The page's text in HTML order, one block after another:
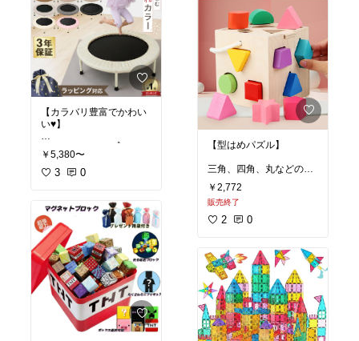
【カラバリ豊富でかわい
い♥️】
レビュー件数1番☝️多くて
比較的安価🙆‍♀️
カラバリも豊富で可愛い
書いているけど対象年齢
が書いてないよ！親の見
ているところで十分に注
意して使用してね⚠️
#トランポリン
￥5,380〜
3 0
【型はめパズル】
三角、四角、丸などの形
だけではなく
色やどこに入れらるかも
考える力がつく🟣🔷⭐️
￥2,772
販売終了
2 0